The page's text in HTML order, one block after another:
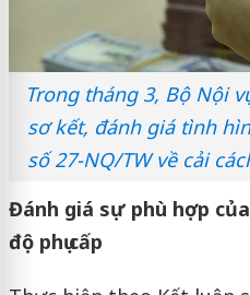
Trong tháng 3, Bộ Nội
sơ kết, đánh giá tình
số 27-NQ/TW về cải
Đánh giá sự phù hợp
độ phụ cấp